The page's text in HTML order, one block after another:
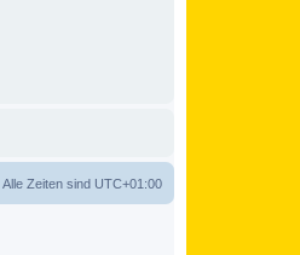
Alle Zeiten sind UTC+01:00